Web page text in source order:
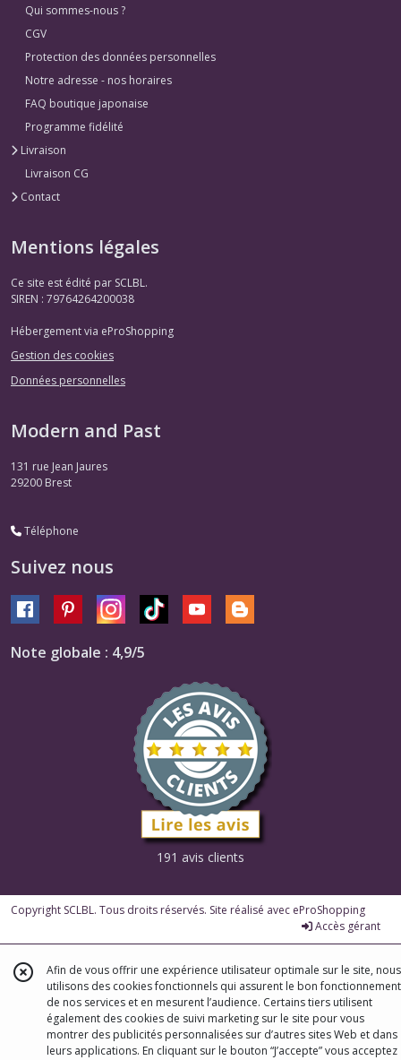
Qui sommes-nous ?
CGV
Protection des données personnelles
Notre adresse - nos horaires
FAQ boutique japonaise
Programme fidélité
Livraison
Livraison CG
Contact
Mentions légales
Ce site est édité par SCLBL.
SIREN : 79764264200038
Hébergement via eProShopping
Gestion des cookies
Données personnelles
Modern and Past
131 rue Jean Jaures
29200 Brest
Téléphone
Suivez nous
Note globale : 4,9/5
191 avis clients
Copyright SCLBL. Tous droits réservés. Site réalisé avec eProShopping
Accès gérant
Afin de vous offrir une expérience utilisateur optimale sur le site, nous
utilisons des cookies fonctionnels qui assurent le bon fonctionnement
de nos services et en mesurent l’audience. Certains tiers utilisent
également des cookies de suivi marketing sur le site pour vous
montrer des publicités personnalisées sur d’autres sites Web et dans
leurs applications. En cliquant sur le bouton “J’accepte” vous acceptez